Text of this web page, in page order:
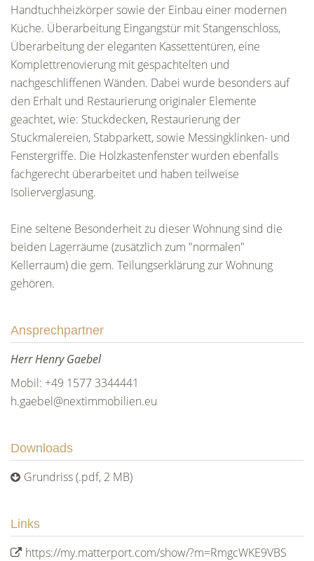
Handtuchheizkörper sowie der Einbau einer modernen
Küche. Überarbeitung Eingangstür mit Stangenschloss,
Überarbeitung der eleganten Kassettentüren, eine
Komplettrenovierung mit gespachtelten und
nachgeschliffenen Wänden. Dabei wurde besonders auf
den Erhalt und Restaurierung originaler Elemente
geachtet, wie: Stuckdecken, Restaurierung der
Stuckmalereien, Stabparkett, sowie Messingklinken- und
Fenstergriffe. Die Holzkastenfenster wurden ebenfalls
fachgerecht überarbeitet und haben teilweise
Isolierverglasung.
Eine seltene Besonderheit zu dieser Wohnung sind die
beiden Lagerräume (zusätzlich zum "normalen"
Kellerraum) die gem. Teilungserklärung zur Wohnung
gehören.
Ansprechpartner
Herr Henry Gaebel
Mobil: +49 1577 3344441
h.gaebel@nextimmobilien.eu
Downloads
Grundriss (.pdf, 2 MB)
Links
https://my.matterport.com/show/?m=RmgcWKE9VBS